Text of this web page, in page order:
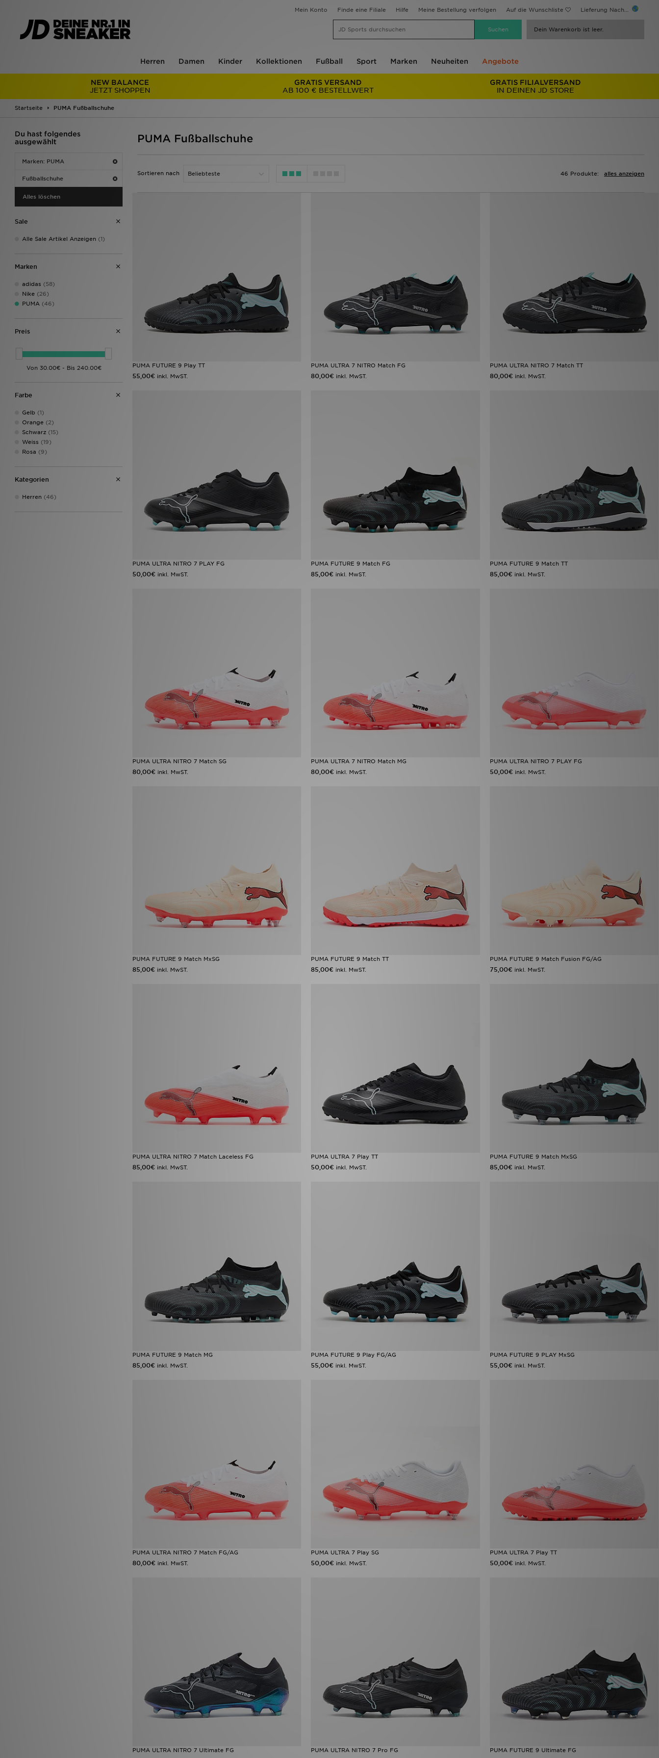
Mein Konto Finde eine Filiale Hilfe Meine Bestellung verfolgen Auf die Wunschliste Lieferung Nach...
Dein Warenkorb ist leer.
Herren Damen Kinder Kollektionen Fußball Sport Marken Neuheiten Angebote
NEW BALANCE
JETZT SHOPPEN
GRATIS VERSAND
AB 100 € BESTELLWERT
GRATIS FILIALVERSAND
IN DEINEN JD STORE
Startseite PUMA Fußballschuhe
Du hast folgendes
ausgewählt
Marken: PUMA
Fußballschuhe
Alles löschen
Sale
Alle Sale Artikel Anzeigen (1)
Marken
adidas (58)
Nike (26)
PUMA (46)
Preis
Farbe
Gelb (1)
Orange (2)
Schwarz (15)
Weiss (19)
Rosa (9)
Kategorien
Herren (46)
PUMA Fußballschuhe
Sortieren nach alles anzeigen
46 Produkte:
PUMA FUTURE 9 Play TT
55,00€ inkl. MwST.
PUMA ULTRA 7 NITRO Match FG
80,00€ inkl. MwST.
PUMA ULTRA NITRO 7 Match TT
80,00€ inkl. MwST.
PUMA ULTRA NITRO 7 PLAY FG
50,00€ inkl. MwST.
PUMA FUTURE 9 Match FG
85,00€ inkl. MwST.
PUMA FUTURE 9 Match TT
85,00€ inkl. MwST.
PUMA ULTRA NITRO 7 Match SG
80,00€ inkl. MwST.
PUMA ULTRA 7 NITRO Match MG
80,00€ inkl. MwST.
PUMA ULTRA NITRO 7 PLAY FG
50,00€ inkl. MwST.
PUMA FUTURE 9 Match MxSG
85,00€ inkl. MwST.
PUMA FUTURE 9 Match TT
85,00€ inkl. MwST.
PUMA FUTURE 9 Match Fusion FG/AG
75,00€ inkl. MwST.
PUMA ULTRA NITRO 7 Match Laceless FG
85,00€ inkl. MwST.
PUMA ULTRA 7 Play TT
50,00€ inkl. MwST.
PUMA FUTURE 9 Match MxSG
85,00€ inkl. MwST.
PUMA FUTURE 9 Match MG
85,00€ inkl. MwST.
PUMA FUTURE 9 Play FG/AG
55,00€ inkl. MwST.
PUMA FUTURE 9 PLAY MxSG
55,00€ inkl. MwST.
PUMA ULTRA NITRO 7 Match FG/AG
80,00€ inkl. MwST.
PUMA ULTRA 7 Play SG
50,00€ inkl. MwST.
PUMA ULTRA 7 Play TT
50,00€ inkl. MwST.
PUMA ULTRA NITRO 7 Ultimate FG PUMA ULTRA NITRO 7 Pro FG PUMA FUTURE 9 Ultimate FG